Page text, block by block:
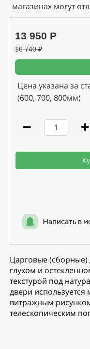
магазинах могут
13 950 Р
16 740₽
Цена указана за
(600, 700, 800мм)
Написать в
Царговые (сборные)
глухом и
текстурой под
двери используется
витражным
телескопическим